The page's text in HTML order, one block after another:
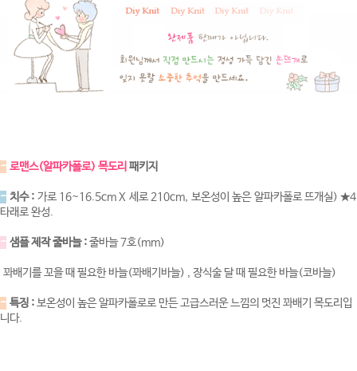
- 로맨스(알파카폴로) 목도리 패키지
- 치수 : 가로 16~16.5cm X 세로 210cm, 보온성이 높은 알파카폴로 뜨개실) ★4
타래로 완성.
- 샘플 제작 줄바늘 :줄바늘 7호(mm)
꽈배기를 꼬을 때 필요한 바늘(꽈배기바늘) , 장식술 달 때 필요한 바늘(코바늘)
- 특징 :보온성이 높은 알파카폴로로 만든 고급스러운 느낌의 멋진 꽈배기 목도리입
니다.